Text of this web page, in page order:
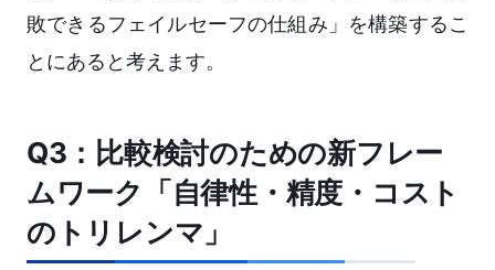
敗できるフェイルセーフの仕組み」を構築するこ
とにあると考えます。
Q3：比較検討のための新フレー
ムワーク「自律性・精度・コスト
のトリレンマ」